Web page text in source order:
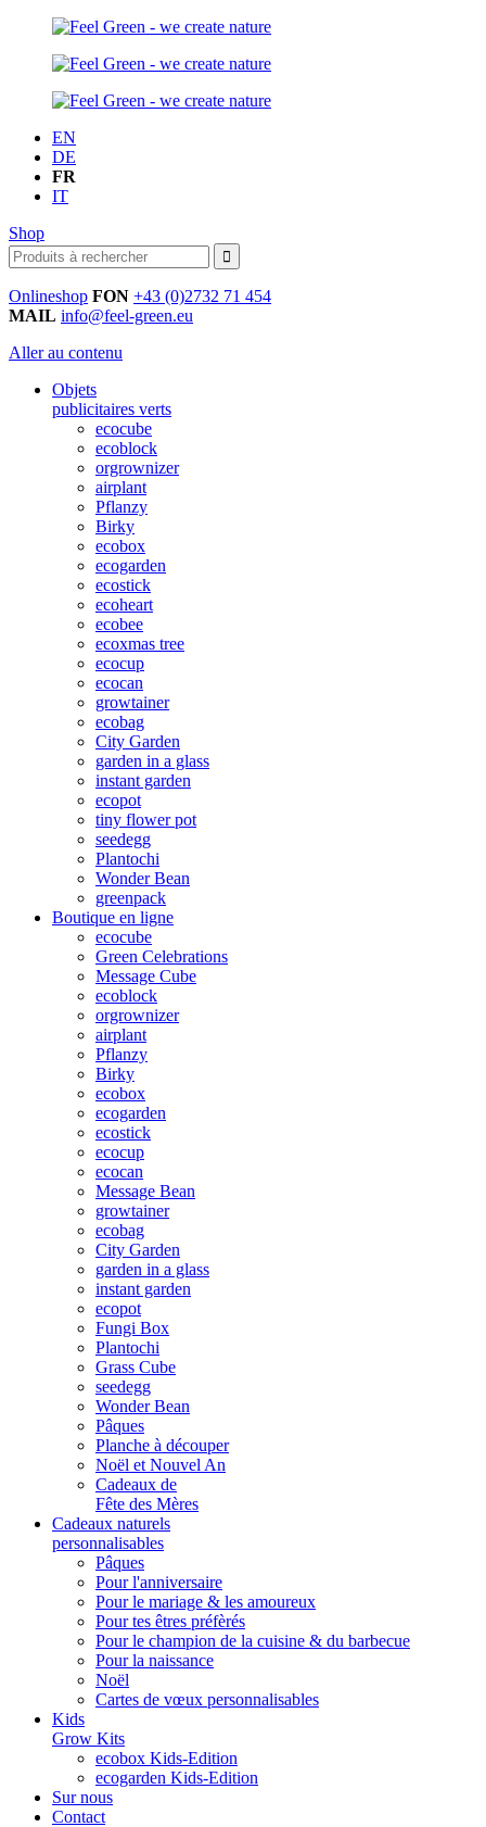
EN
DE
FR
IT
Shop
Onlineshop FON +43 (0)2732 71 454
MAIL info@feel-green.eu
Aller au contenu
Objets
publicitaires verts
ecocube
ecoblock
orgrownizer
airplant
Pflanzy
Birky
ecobox
ecogarden
ecostick
ecoheart
ecobee
ecoxmas tree
ecocup
ecocan
growtainer
ecobag
City Garden
garden in a glass
instant garden
ecopot
tiny flower pot
seedegg
Plantochi
Wonder Bean
greenpack
Boutique en ligne
ecocube
Green Celebrations
Message Cube
ecoblock
orgrownizer
airplant
Pflanzy
Birky
ecobox
ecogarden
ecostick
ecocup
ecocan
Message Bean
growtainer
ecobag
City Garden
garden in a glass
instant garden
ecopot
Fungi Box
Plantochi
Grass Cube
seedegg
Wonder Bean
Pâques
Planche à découper
Noël et Nouvel An
Cadeaux de
Fête des Mères
Cadeaux naturels
personnalisables
Pâques
Pour l'anniversaire
Pour le mariage & les amoureux
Pour tes êtres préfèrés
Pour le champion de la cuisine & du barbecue
Pour la naissance
Noël
Cartes de vœux personnalisables
Kids
Grow Kits
ecobox Kids-Edition
ecogarden Kids-Edition
Sur nous
Contact